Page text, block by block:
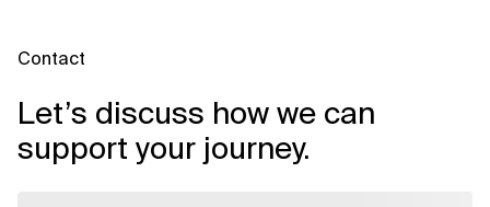
Contact
Let’s discuss how we can
support your journey.